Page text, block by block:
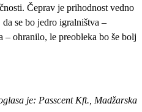
Čeprav je prihodnost vedno
se bo jedro igralništva –
– ohranilo, le preobleka bo še bolj
je: Passcent Kft., Madžarska